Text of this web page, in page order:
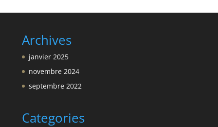
Archives
janvier 2025
novembre 2024
septembre 2022
Categories